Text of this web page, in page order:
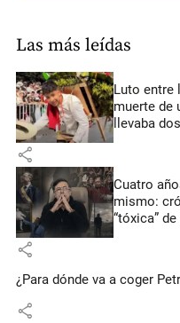
Las más leídas
Luto entre
muerte de
llevaba
share
Cuatro
mismo:
“tóxica”
share
¿Para dónde va a coger
share